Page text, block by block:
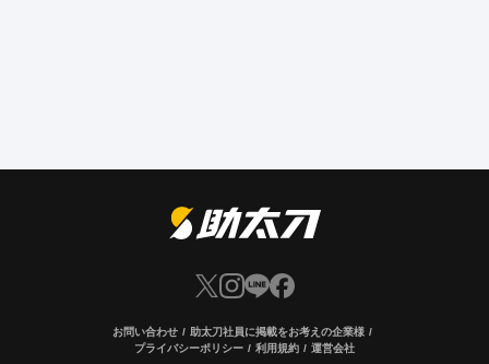
お問い合わせ
助太刀社員に掲載をお考えの企業様
プライバシーポリシー
利用規約 運営会社